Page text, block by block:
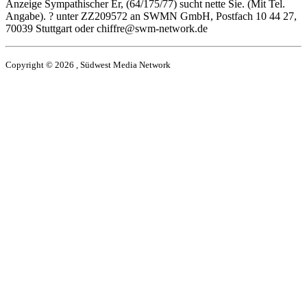
Anzeige Sympathischer Er, (64/175/77) sucht nette Sie. (Mit Tel.
Angabe). ? unter ZZ209572 an SWMN GmbH, Postfach 10 44 27,
70039 Stuttgart oder chiffre@swm-network.de
Copyright © 2026 , Südwest Media Network